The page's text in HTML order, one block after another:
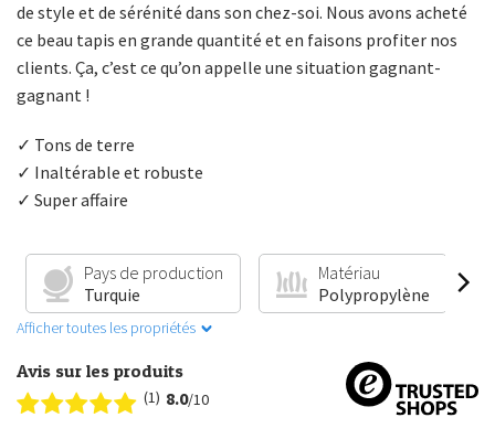
de style et de sérénité dans son chez-soi. Nous avons acheté
ce beau tapis en grande quantité et en faisons profiter nos
clients. Ça, c’est ce qu’on appelle une situation gagnant-
gagnant !
✓ Tons de terre
✓ Inaltérable et robuste
✓ Super affaire
Pays de production
Turquie
Matériau
Polypropylène
Afficher toutes les propriétés
Avis sur les produits
(1) 8.0/10
Reçois 5 € de réduction
sur ton premier achat !
Inscris-toi et sois le premier à découvrir les
nouvelles collections et les offres exclusives.
Email
Je profite de ma réduction →
350.000+ peronnes déjà rejoint